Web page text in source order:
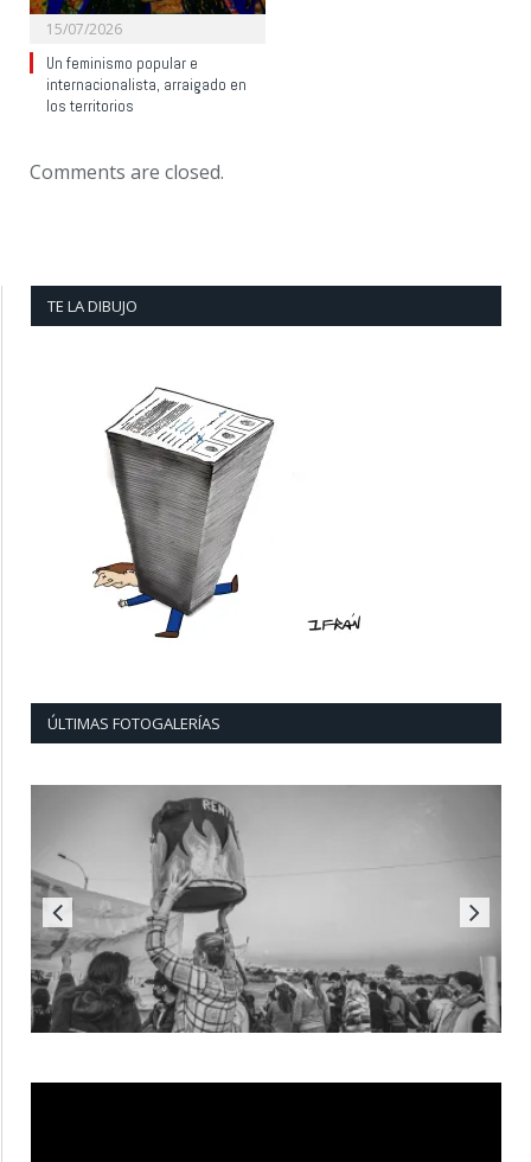
15/07/2026
Un feminismo popular e
internacionalista, arraigado en
los territorios
Comments are closed.
TE LA DIBUJO
ÚLTIMAS FOTOGALERÍAS